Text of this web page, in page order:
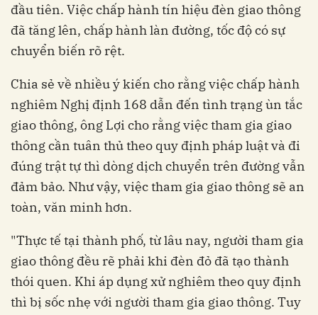
đầu tiên. Việc chấp hành tín hiệu đèn giao thông
đã tăng lên, chấp hành làn đường, tốc độ có sự
chuyển biến rõ rệt.
Chia sẻ về nhiều ý kiến cho rằng việc chấp hành
nghiêm Nghị định 168 dẫn đến tình trạng ùn tắc
giao thông, ông Lợi cho rằng việc tham gia giao
thông cần tuân thủ theo quy định pháp luật và đi
đúng trật tự thì dòng dịch chuyển trên đường vẫn
đảm bảo. Như vậy, việc tham gia giao thông sẽ an
toàn, văn minh hơn.
"Thực tế tại thành phố, từ lâu nay, người tham gia
giao thông đều rẽ phải khi đèn đỏ đã tạo thành
thói quen. Khi áp dụng xử nghiêm theo quy định
thì bị sốc nhẹ với người tham gia giao thông. Tuy